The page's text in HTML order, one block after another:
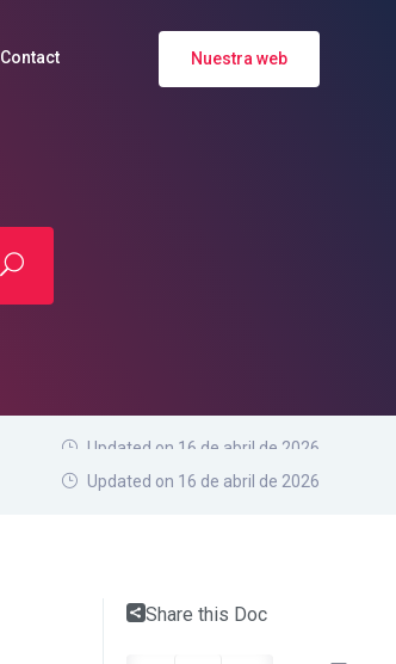
Contact Nuestra web
Updated on 16 de abril de 2026
Updated on 16 de abril de 2026
Share this Doc